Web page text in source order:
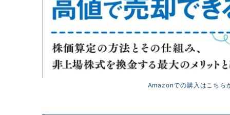
Amazonでの購入はこちら